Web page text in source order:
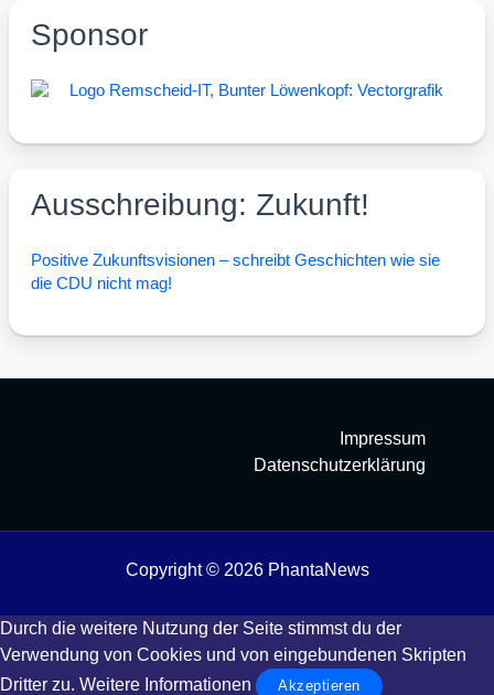
Sponsor
Ausschreibung: Zukunft!
Posi­ti­ve Zukunfts­vi­sio­nen – schreibt Geschich­ten wie sie
die CDU nicht mag!
Impressum
Datenschutzerklärung
Copyright © 2026 PhantaNews
Durch die weitere Nutzung der Seite stimmst du der
Verwendung von Cookies und von eingebundenen Skripten
Dritter zu. Weitere Informationen Akzeptieren